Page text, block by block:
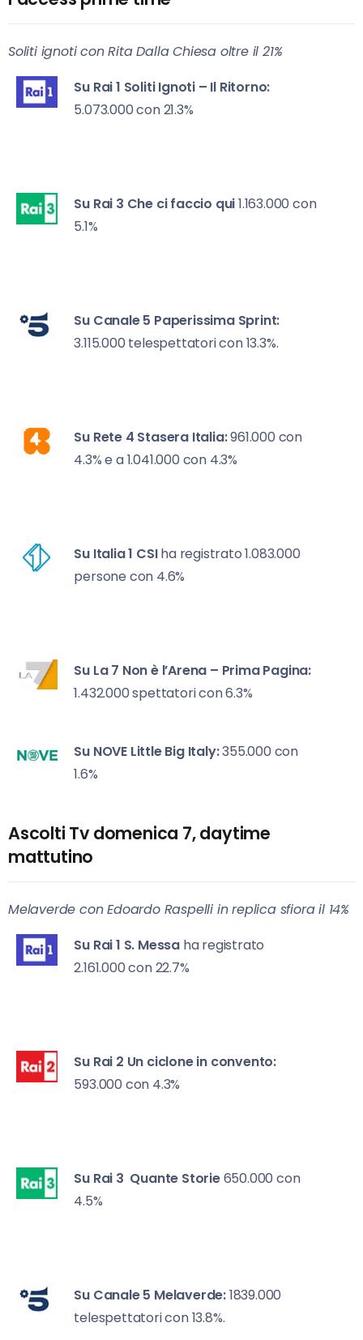
Soliti ignoti con Rita Dalla Chiesa oltre il 21%
Su Rai 1 Soliti Ignoti – Il Ritorno:
5.073.000 con 21.3%
Su Rai 3 Che ci faccio qui1.163.000 con
5.1%
Su Canale 5 Paperissima Sprint:
3.115.000 telespettatori con 13.3%.
Su Rete 4 Stasera Italia:961.000 con
4.3% e a 1.041.000 con 4.3%
Su Italia 1 CSIha registrato 1.083.000
persone con 4.6%
Su La 7 Non è l’Arena – Prima Pagina:
1.432.000 spettatori con 6.3%
Su NOVE Little Big Italy:355.000 con
1.6%
Ascolti Tv domenica 7, daytime
mattutino
Melaverde con Edoardo Raspelli in replica sfiora il 14%
Su Rai 1 S. Messa ha registrato
2.161.000 con 22.7%
Su Rai 2 Un ciclone in convento:
593.000 con 4.3%
Su Rai 3 Quante Storie650.000 con
4.5%
Su Canale 5 Melaverde:1839.000
telespettatori con 13.8%.